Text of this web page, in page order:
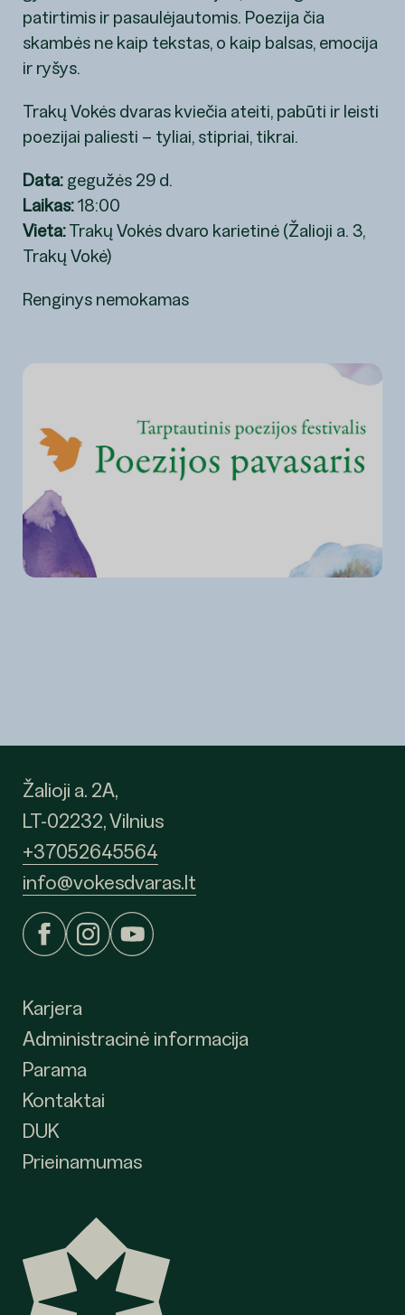
patirtimis ir pasaulėjautomis. Poezija čia
skambės ne kaip tekstas, o kaip balsas, emocija
ir ryšys.
Trakų Vokės dvaras kviečia ateiti, pabūti ir leisti
poezijai paliesti – tyliai, stipriai, tikrai.
Data:gegužės 29 d.
Laikas:18:00
Vieta:Trakų Vokės dvaro karietinė (Žalioji a. 3,
Trakų Vokė)
Renginys nemokamas
Žalioji a. 2A,
LT-02232, Vilnius
+37052645564
info@vokesdvaras.lt
Karjera
Administracinė informacija
Parama
Kontaktai
DUK
Prieinamumas